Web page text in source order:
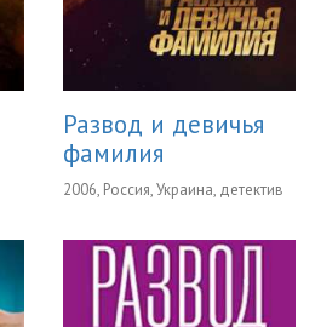
Развод и девичья
фамилия
2006, Россия, Украина, детектив